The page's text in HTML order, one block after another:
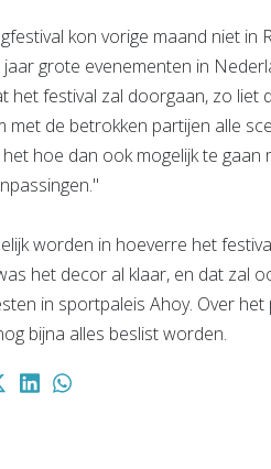
kon vorige maand niet
grote evenementen in
het festival zal doorgaan, zo
met de betrokken partijen alle
hoe dan ook mogelijk te
worden in hoeverre het
het decor al klaar, en dat zal
in sportpaleis Ahoy. Over
bijna alles beslist worden.